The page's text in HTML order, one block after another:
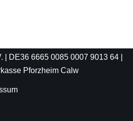
| DE36 6665 0085 0007 9013 64 |
Pforzheim Calw